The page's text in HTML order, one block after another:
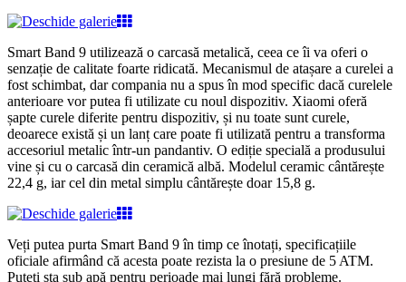
Smart Band 9 utilizează o carcasă metalică, ceea ce îi va oferi o
senzație de calitate foarte ridicată. Mecanismul de atașare a curelei a
fost schimbat, dar compania nu a spus în mod specific dacă curelele
anterioare vor putea fi utilizate cu noul dispozitiv. Xiaomi oferă
șapte curele diferite pentru dispozitiv, și nu toate sunt curele,
deoarece există și un lanț care poate fi utilizată pentru a transforma
accesoriul metalic într-un pandantiv. O ediție specială a produsului
vine și cu o carcasă din ceramică albă. Modelul ceramic cântărește
22,4 g, iar cel din metal simplu cântărește doar 15,8 g.
Veți putea purta Smart Band 9 în timp ce înotați, specificațiile
oficiale afirmând că acesta poate rezista la o presiune de 5 ATM.
Puteți sta sub apă pentru perioade mai lungi fără probleme.